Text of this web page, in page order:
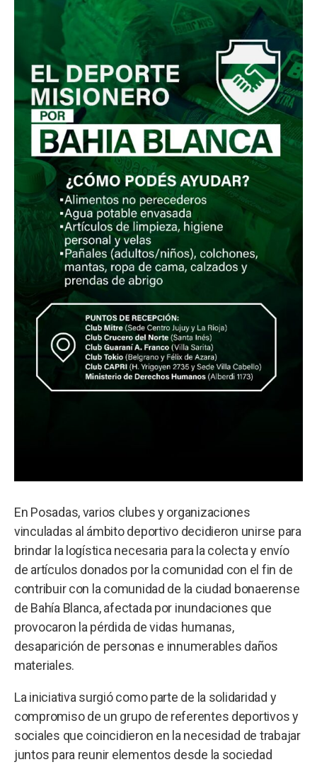
En Posadas, varios clubes y organizaciones
vinculadas al ámbito deportivo decidieron unirse para
brindar la logística necesaria para la colecta y envío
de artículos donados por la comunidad con el fin de
contribuir con la comunidad de la ciudad bonaerense
de Bahía Blanca, afectada por inundaciones que
provocaron la pérdida de vidas humanas,
desaparición de personas e innumerables daños
materiales.
La iniciativa surgió como parte de la solidaridad y
compromiso de un grupo de referentes deportivos y
sociales que coincidieron en la necesidad de trabajar
juntos para reunir elementos desde la sociedad